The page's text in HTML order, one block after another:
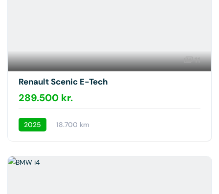
11
Renault Scenic E-Tech
289.500 kr.
2025 18.700 km